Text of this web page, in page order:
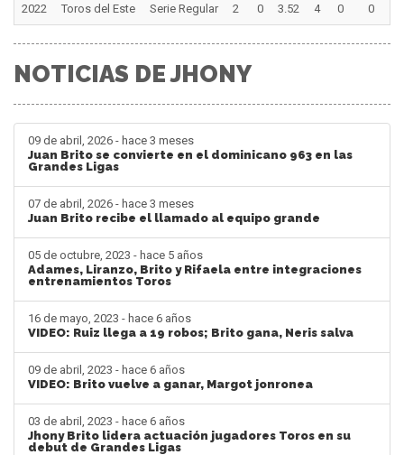
2022 Toros del Este Serie Regular 2 0 3.52 4 0 0
NOTICIAS DE JHONY
09 de abril, 2026 - hace 3 meses
Juan Brito se convierte en el dominicano 963 en las
Grandes Ligas
07 de abril, 2026 - hace 3 meses
Juan Brito recibe el llamado al equipo grande
05 de octubre, 2023 - hace 5 años
Adames, Liranzo, Brito y Rifaela entre integraciones
entrenamientos Toros
16 de mayo, 2023 - hace 6 años
VIDEO: Ruiz llega a 19 robos; Brito gana, Neris salva
09 de abril, 2023 - hace 6 años
VIDEO: Brito vuelve a ganar, Margot jonronea
03 de abril, 2023 - hace 6 años
Jhony Brito lidera actuación jugadores Toros en su
debut de Grandes Ligas